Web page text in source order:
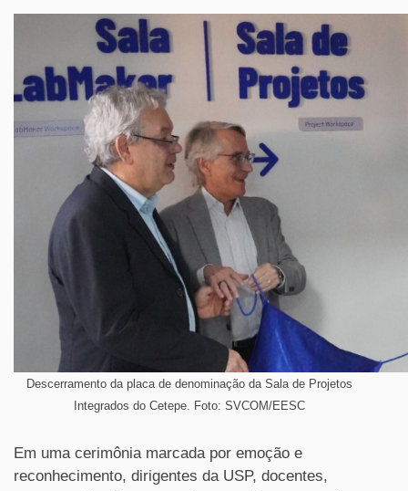
Descerramento da placa de denominação da Sala de Projetos
Integrados do Cetepe. Foto: SVCOM/EESC
Em uma cerimônia marcada por emoção e
reconhecimento, dirigentes da USP, docentes,